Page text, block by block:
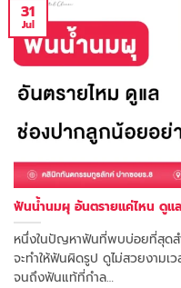
ฟันน้ำนมผุ อันตรายแค่ไหน ดูแ
หนึ่งในปัญหาฟันที่พบบ่อยที่สุด
จะทำให้ฟันผิดรูป ดูไม่สวยงามเ
จนถึงฟันแท้ที่กำล…
31
Jul